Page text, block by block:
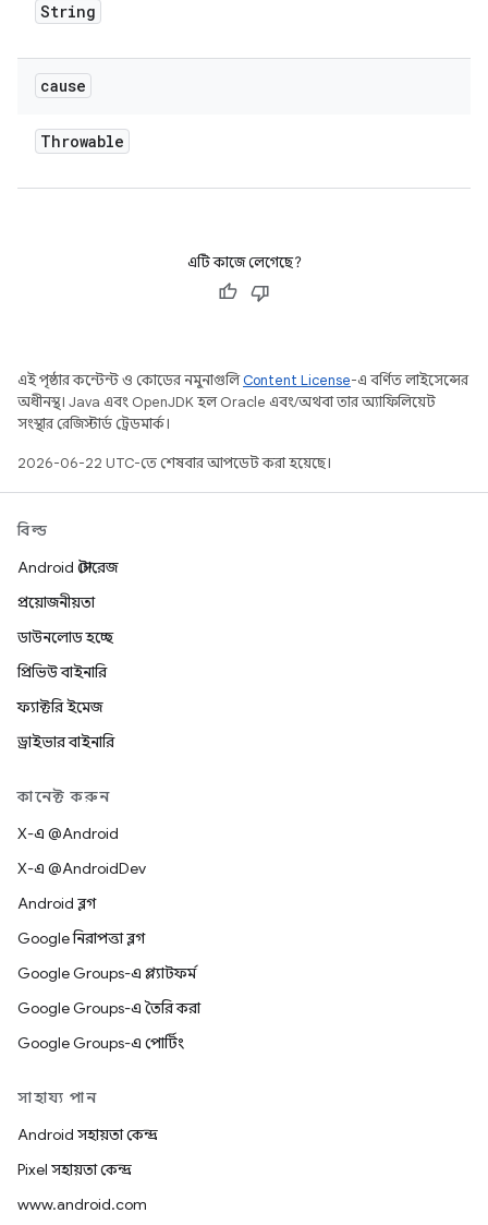
String
cause
Throwable
এটি কাজে লেগেছে?
এই পৃষ্ঠার কন্টেন্ট ও কোডের নমুনাগুলিContent License-এ বর্ণিত লাইসেন্সের
অধীনস্থ। Java এবং OpenJDK হল Oracle এবং/অথবা তার অ্যাফিলিয়েট
সংস্থার রেজিস্টার্ড ট্রেডমার্ক।
2026-06-22 UTC-তে শেষবার আপডেট করা হয়েছে।
বিল্ড
Android স্টোরেজ
প্রয়োজনীয়তা
ডাউনলোড হচ্ছে
প্রিভিউ বাইনারি
ফ্যাক্টরি ইমেজ
ড্রাইভার বাইনারি
কানেক্ট করুন
X-এ @Android
X-এ @AndroidDev
Android ব্লগ
Google নিরাপত্তা ব্লগ
Google Groups-এ প্ল্যাটফর্ম
Google Groups-এ তৈরি করা
Google Groups-এ পোর্টিং
সাহায্য পান
Android সহায়তা কেন্দ্র
Pixel সহায়তা কেন্দ্র
www.android.com